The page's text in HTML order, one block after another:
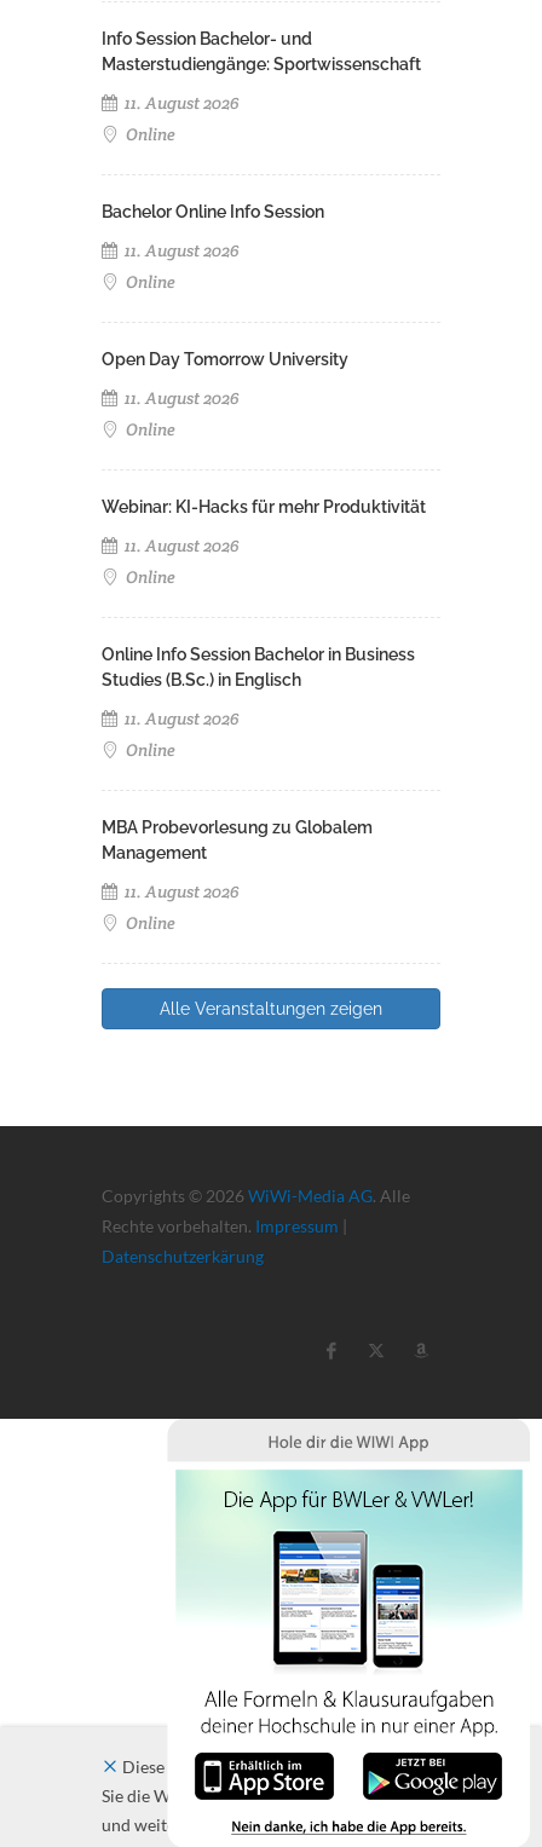
Info Session Bachelor- und
Masterstudiengänge: Sportwissenschaft
11. August 2026
Online
Bachelor Online Info Session
11. August 2026
Online
Open Day Tomorrow University
11. August 2026
Online
Webinar: KI-Hacks für mehr Produktivität
11. August 2026
Online
Online Info Session Bachelor in Business
Studies (B.Sc.) in Englisch
11. August 2026
Online
MBA Probevorlesung zu Globalem
Management
11. August 2026
Online
Alle Veranstaltungen zeigen
Copyrights © 2026 WiWi-Media AG. Alle
Rechte vorbehalten. Impressum |
Datenschutzerkärung
Diese Website verwendet Cookies. Indem
Sie die Website und ihre Angebote nutzen
und weiter navigieren, akzeptieren Sie diese